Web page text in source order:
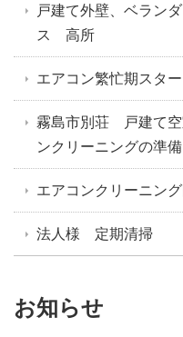
戸建て外壁、ベラン
ス 高所
エアコン繁忙期スタ
霧島市別荘 戸建て空
ンクリーニングの準備
エアコンクリーニン
法人様 定期清掃
お知らせ